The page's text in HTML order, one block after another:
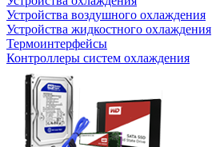
Устройства воздушного охлаждения
Устройства жидкостного охлаждения
Термоинтерфейсы
Контроллеры систем охлаждения